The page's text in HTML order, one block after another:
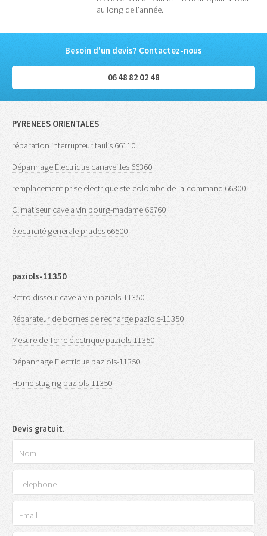
au long de l'année.
Besoin d'un devis? Contactez-nous
06 48 82 02 48
PYRENEES ORIENTALES
réparation interrupteur taulis 66110
Dépannage Electrique canaveilles 66360
remplacement prise électrique ste-colombe-de-la-command 66300
Climatiseur cave a vin bourg-madame 66760
électricité générale prades 66500
paziols-11350
Refroidisseur cave a vin paziols-11350
Réparateur de bornes de recharge paziols-11350
Mesure de Terre électrique paziols-11350
Dépannage Electrique paziols-11350
Home staging paziols-11350
Devis gratuit.